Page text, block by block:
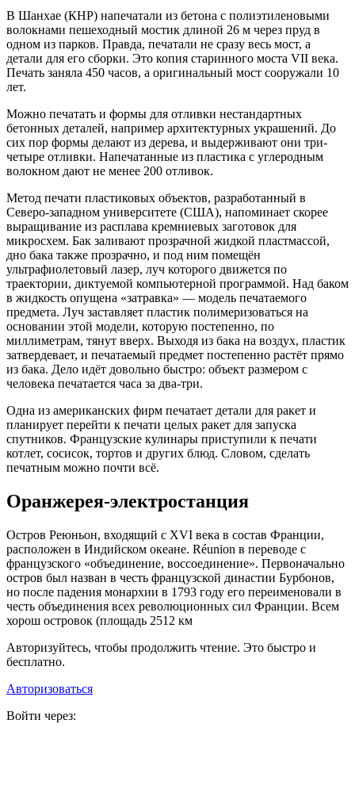
В Шанхае (КНР) напечатали из бетона с полиэтиленовыми
волокнами пешеходный мостик длиной 26 м через пруд в
одном из парков. Правда, печатали не сразу весь мост, а
детали для его сборки. Это копия старинного моста VII века.
Печать заняла 450 часов, а оригинальный мост сооружали 10
лет.
Можно печатать и формы для отливки нестандартных
бетонных деталей, например архитектурных украшений. До
сих пор формы делают из дерева, и выдерживают они три-
четыре отливки. Напечатанные из пластика с углеродным
волокном дают не менее 200 отливок.
Метод печати пластиковых объектов, разработанный в
Северо-западном университете (США), напоминает скорее
выращивание из расплава кремниевых заготовок для
микросхем. Бак заливают прозрачной жидкой пластмассой,
дно бака также прозрачно, и под ним помещён
ультрафиолетовый лазер, луч которого движется по
траектории, диктуемой компьютерной программой. Над баком
в жидкость опущена «затравка» — модель печатаемого
предмета. Луч заставляет пластик полимеризоваться на
основании этой модели, которую постепенно, по
миллиметрам, тянут вверх. Выходя из бака на воздух, пластик
затвердевает, и печатаемый предмет постепенно растёт прямо
из бака. Дело идёт довольно быстро: объект размером с
человека печатается часа за два-три.
Одна из американских фирм печатает детали для ракет и
планирует перейти к печати целых ракет для запуска
спутников. Французские кулинары приступили к печати
котлет, сосисок, тортов и других блюд. Словом, сделать
печатным можно почти всё.
Оранжерея-электростанция
Остров Реюньон, входящий с XVI века в состав Франции,
расположен в Индийском океане. Réunion в переводе с
французского «объединение, воссоединение». Первоначально
остров был назван в честь французской династии Бурбонов,
но после падения монархии в 1793 году его переименовали в
честь объединения всех революционных сил Франции. Всем
хорош островок (площадь 2512 км
Авторизуйтесь, чтобы продолжить чтение. Это быстро и
бесплатно.
Авторизоваться
Войти через: